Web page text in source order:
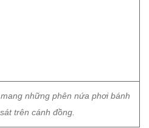
những phên nứa phơi bánh
trên cánh đồng.